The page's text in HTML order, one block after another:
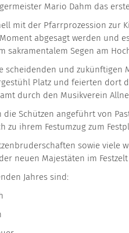
Mario Dahm das
mit der Pfarrprozession zur
abgesagt werden und
sakramentalem Segen am
scheidenden und zukünftigen
Platz und feierten dort
durch den Musikverein
die Schützen angeführt von
zu ihrem Festumzug zum
sowie viele
neuen Majestäten im
Jahres sind: